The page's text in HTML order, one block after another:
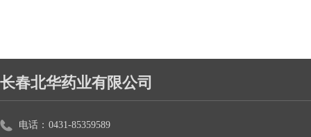
电话： 0431-85359589
长春北华药业有限公司